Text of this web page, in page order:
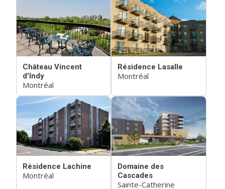
Château Vincent
d'Indy
Montréal
Résidence Lasalle
Montréal
Résidence Lachine
Montréal
Domaine des
Cascades
Sainte-Catherine